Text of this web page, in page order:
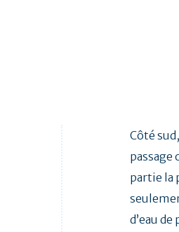
Côté
passage
partie la
d’eau